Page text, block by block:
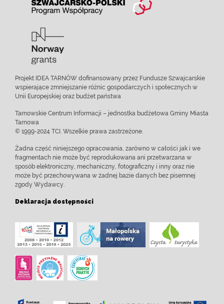
Projekt IDEA TARNÓW dofinansowany przez Fundusze Szwajcarskie
wspierające zmniejszanie różnic gospodarczych i społecznych w
Unii Europejskiej oraz budżet państwa
Tarnowskie Centrum Informacji – jednostka budżetowa Gminy Miasta
Tarnowa
© 1999-2024 TCI. Wszelkie prawa zastrzeżone.
Żadna część niniejszego opracowania, zarówno w całości jak i we
fragmentach nie może być reprodukowana ani przetwarzana w
sposób elektroniczny, mechaniczny, fotograficzny i inny oraz nie
może być przechowywana w żadnej bazie danych bez pisemnej
zgody Wydawcy.
Deklaracja dostępności